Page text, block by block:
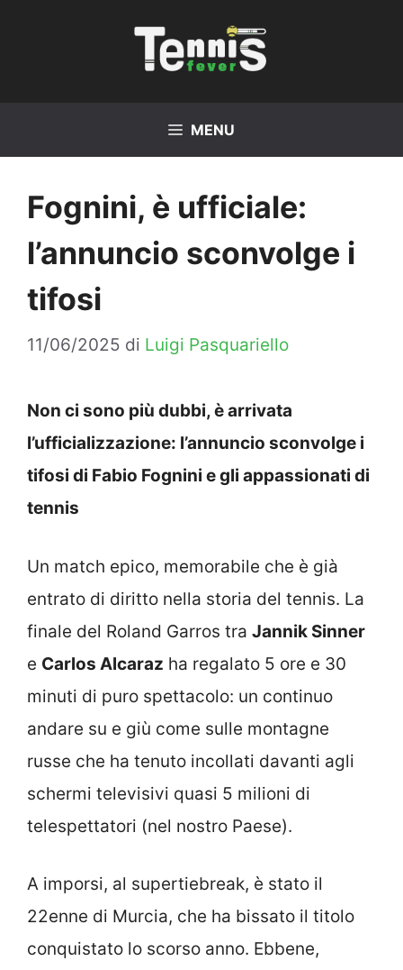
MENU
Fognini, è ufficiale:
l’annuncio sconvolge i
tifosi
11/06/2025 di Luigi Pasquariello
Non ci sono più dubbi, è arrivata
l’ufficializzazione: l’annuncio sconvolge i
tifosi di Fabio Fognini e gli appassionati di
tennis
Un match epico, memorabile che è già
entrato di diritto nella storia del tennis. La
finale del Roland Garros tra Jannik Sinner
e Carlos Alcaraz ha regalato 5 ore e 30
minuti di puro spettacolo: un continuo
andare su e giù come sulle montagne
russe che ha tenuto incollati davanti agli
schermi televisivi quasi 5 milioni di
telespettatori (nel nostro Paese).
A imporsi, al supertiebreak, è stato il
22enne di Murcia, che ha bissato il titolo
conquistato lo scorso anno. Ebbene,